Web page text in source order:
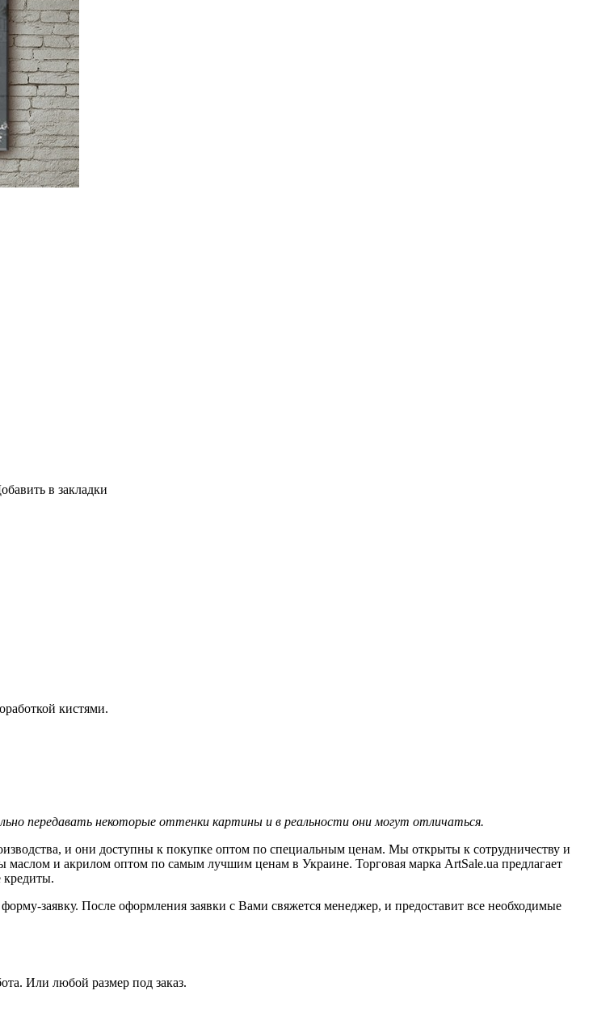
в закладки
кистями.
передавать некоторые оттенки картины и в реальности они могут отличаться.
и они доступны к покупке оптом по специальным ценам. Мы открыты к сотрудничеству и
и акрилом оптом по самым лучшим ценам в Украине. Торговая марка ArtSale.ua предлагает
кредиты.
заявку. После оформления заявки с Вами свяжется менеджер, и предоставит все необходимые
Или любой размер под заказ.